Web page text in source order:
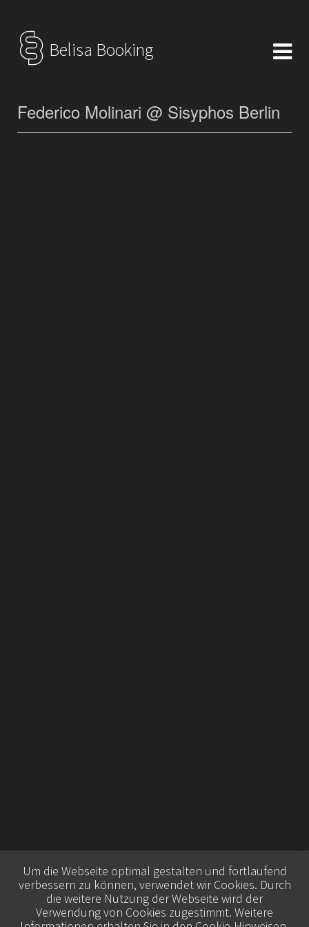
Belisa Booking
Federico Molinari @ Sisyphos Berlin
Um die Webseite optimal gestalten und fortlaufend
verbessern zu können, verwendet wir Cookies. Durch
die weitere Nutzung der Webseite wird der
Verwendung von Cookies zugestimmt. Weitere